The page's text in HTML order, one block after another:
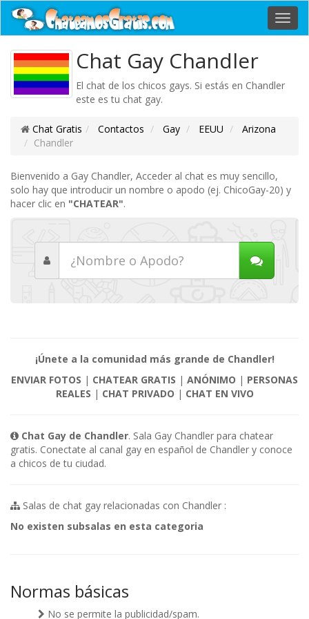
Chat Gay Chandler
El chat de los chicos gays. Si estás en Chandler
este es tu chat gay.
Chat Gratis Contactos Gay EEUU
Arizona
Chandler
Bienvenido a Gay Chandler, Acceder al chat es muy sencillo,
solo hay que introducir un nombre o apodo (ej. ChicoGay-20) y
hacer clic en "CHATEAR".
¡Únete a la comunidad más grande de Chandler!
ENVIAR FOTOS | CHATEAR GRATIS | ANÓNIMO | PERSONAS
REALES | CHAT PRIVADO | CHAT EN VIVO
Chat Gay de Chandler. Sala Gay Chandler para chatear
gratis. Conectate al canal gay en español de Chandler y conoce
a chicos de tu ciudad.
Salas de chat gay relacionadas con Chandler :
No existen subsalas en esta categoria
Normas básicas
No se permite la publicidad/spam.